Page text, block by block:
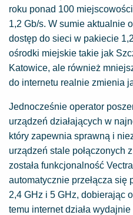
roku ponad 100
1,2 Gb/s. W sumie aktualnie
dostęp do sieci w pakiecie
ośrodki miejskie takie jak
Katowice, ale również
do internetu realnie zmienia
Jednocześnie operator
urządzeń działających w
który zapewnia sprawną i
urządzeń stale połączonych
została funkcjonalność
automatycznie przełącza
2,4 GHz i 5 GHz, dobierając
temu internet działa